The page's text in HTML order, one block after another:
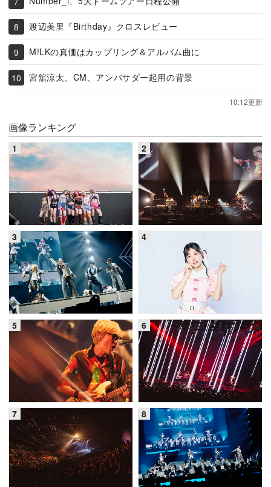
渡辺美里『Birthday』クロスレビュー
M!LKの真価はカップリング＆アルバム曲に
宮舘涼太、CM、アンバサダー起用の背景
10:12更新
画像ランキング